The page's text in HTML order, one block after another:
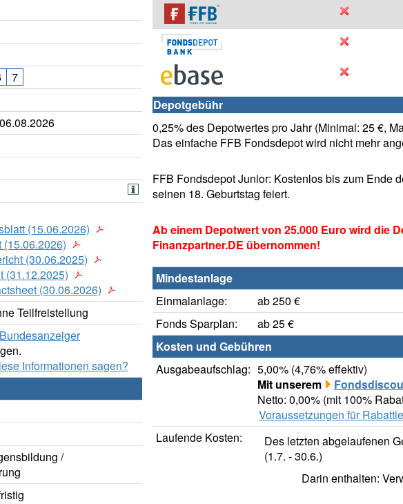
7
(15.06.2026)
(30.06.2025)
(31.12.2025)
(30.06.2026)
Teilfreistellung
Informationen sagen?
/
Depotgebühr
0,25% des Depotwertes pro Jahr (Minimal: 25 €,
Das einfache FFB Fondsdepot wird nicht mehr
FFB Fondsdepot Junior: Kostenlos bis zum Ende
seinen 18. Geburtstag feiert.
Ab einem Depotwert von 25.000 Euro wird die
Finanzpartner.DE übernommen!
Mindestanlage
Einmalanlage:
ab 250 €
Fonds Sparplan:
ab 25 €
Kosten und Gebühren
Ausgabeaufschlag: 5,00% (4,76% effektiv)
Mit unserem
Netto: 0,00% (mit 100%
Voraussetzungen für
Laufende Kosten:
Des letzten abgelaufenen
(1.7. - 30.6.)
Darin enthalten: